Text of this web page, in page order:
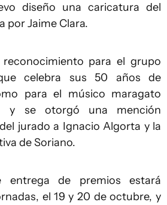
diseño una caricatura del
por Jaime Clara.
para el grupo
celebra sus 50 años de
para el músico maragato
y se otorgó una mención
jurado a Ignacio Algorta y la
de Soriano.
entrega de premios estará
el 19 y 20 de octubre, y